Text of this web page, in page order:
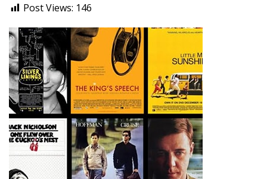
Post Views: 146